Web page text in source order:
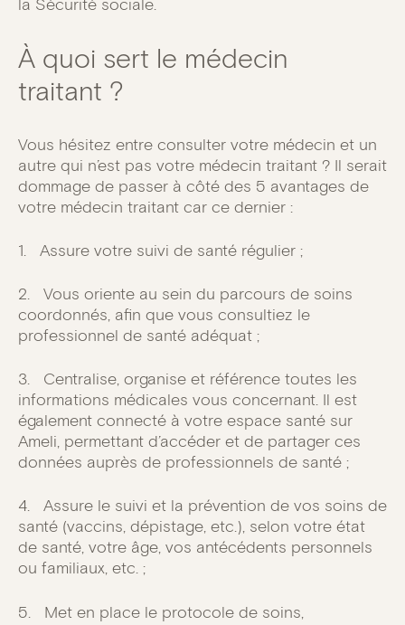
la Sécurité sociale.
À quoi sert le médecin
traitant ?
Vous hésitez entre consulter votre médecin et un
autre qui n’est pas votre médecin traitant ? Il serait
dommage de passer à côté des 5 avantages de
votre médecin traitant car ce dernier :
1. Assure votre suivi de santé régulier ;
2. Vous oriente au sein du parcours de soins
coordonnés, afin que vous consultiez le
professionnel de santé adéquat ;
3. Centralise, organise et référence toutes les
informations médicales vous concernant. Il est
également connecté à votre espace santé sur
Ameli, permettant d’accéder et de partager ces
données auprès de professionnels de santé ;
4. Assure le suivi et la prévention de vos soins de
santé (vaccins, dépistage, etc.), selon votre état
de santé, votre âge, vos antécédents personnels
ou familiaux, etc. ;
5. Met en place le protocole de soins,